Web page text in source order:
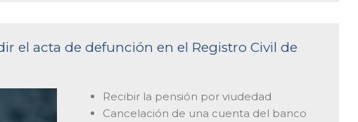
el acta de defunción en el Registro Civil de
Recibir la pensión por viudedad
Cancelación de una cuenta del banco